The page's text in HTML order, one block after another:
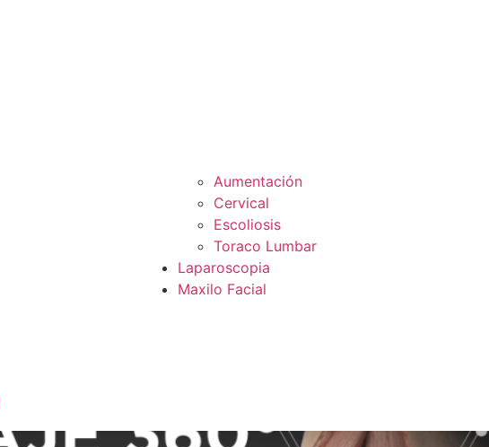
Aumentación
Cervical
Escoliosis
Toraco Lumbar
Laparoscopia
Maxilo Facial